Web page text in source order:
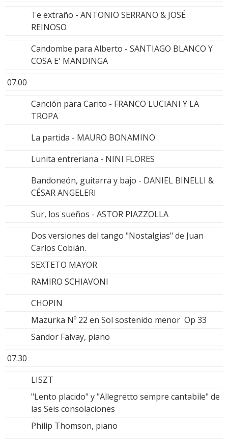
Te extraño - ANTONIO SERRANO & JOSÉ
REINOSO
Candombe para Alberto - SANTIAGO BLANCO Y
COSA E' MANDINGA
07.00
Canción para Carito - FRANCO LUCIANI Y LA
TROPA
La partida - MAURO BONAMINO
Lunita entreriana - NINI FLORES
Bandoneón, guitarra y bajo - DANIEL BINELLI &
CÉSAR ANGELERI
Sur, los sueños - ASTOR PIAZZOLLA
Dos versiones del tango "Nostalgias" de Juan
Carlos Cobián.
SEXTETO MAYOR
RAMIRO SCHIAVONI
CHOPIN
Mazurka Nº 22 en Sol sostenido menor Op 33
Sandor Falvay, piano
07.30
LISZT
"Lento placido" y "Allegretto sempre cantabile" de
las Seis consolaciones
Philip Thomson, piano